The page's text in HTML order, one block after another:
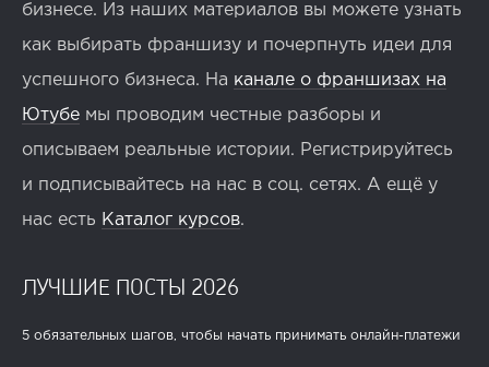
бизнесе. Из наших материалов вы можете узнать
как выбирать франшизу и почерпнуть идеи для
успешного бизнеса. На канале о франшизах на
Ютубе мы проводим честные разборы и
описываем реальные истории. Регистрируйтесь
и подписывайтесь на нас в соц. сетях. А ещё у
нас есть Каталог курсов.
ЛУЧШИЕ ПОСТЫ 2026
5 обязательных шагов, чтобы начать принимать онлайн-платежи